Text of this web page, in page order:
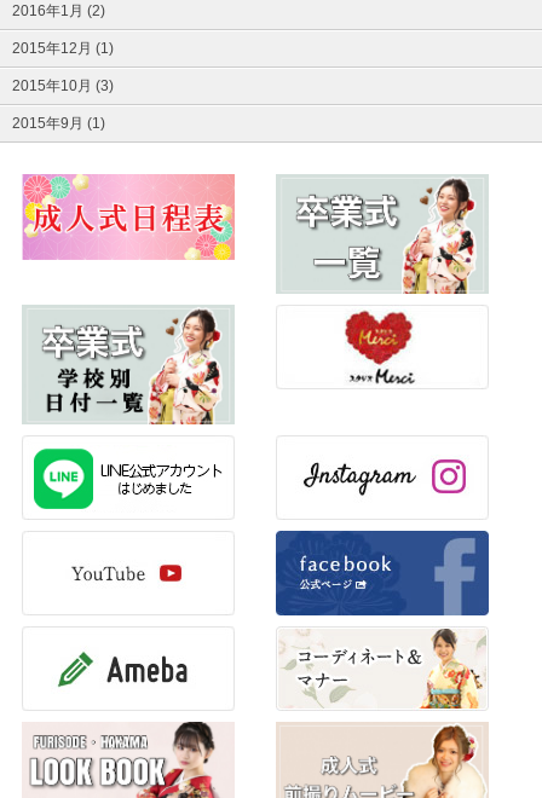
2016年1月 (2)
2015年12月 (1)
2015年10月 (3)
2015年9月 (1)